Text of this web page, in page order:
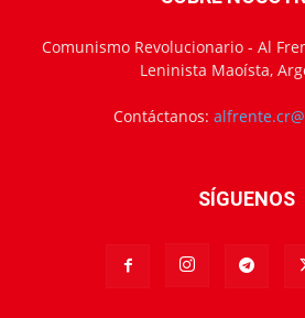
Comunismo Revolucionario - Al
Leninista Maoísta,
Contáctanos:
SÍGUENOS